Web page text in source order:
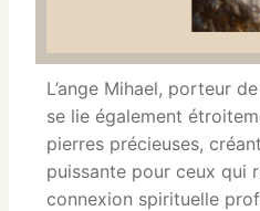
L’ange Mihael, porteur
se lie également
pierres précieuses,
puissante pour ceux qui
connexion spirituelle